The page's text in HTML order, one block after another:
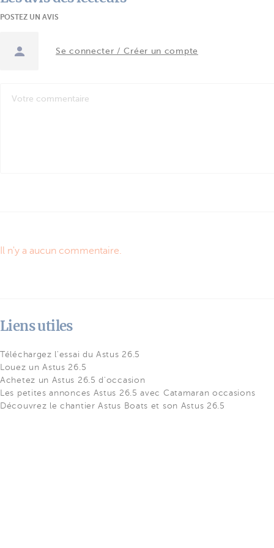
POSTEZ UN AVIS
Se connecter / Créer un compte
Il n'y a aucun commentaire.
Liens utiles
Téléchargez l'essai du Astus 26.5
Louez un Astus 26.5
Achetez un Astus 26.5 d'occasion
Les petites annonces Astus 26.5 avec Catamaran occasions
Découvrez le chantier Astus Boats et son Astus 26.5